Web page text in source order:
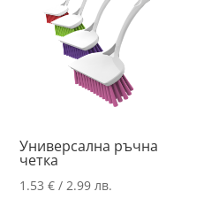
Универсална ръчна
четка
1.53€ / 2.99 лв.